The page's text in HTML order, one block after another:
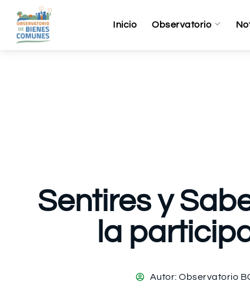
Inicio Observatorio
Sentires y
la
Autor: Observatorio